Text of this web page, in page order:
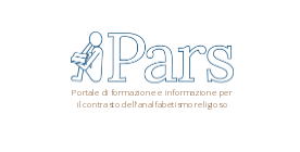
contenuto
Portale di formazione e informazione per
il contrasto dell'analfabetismo religioso